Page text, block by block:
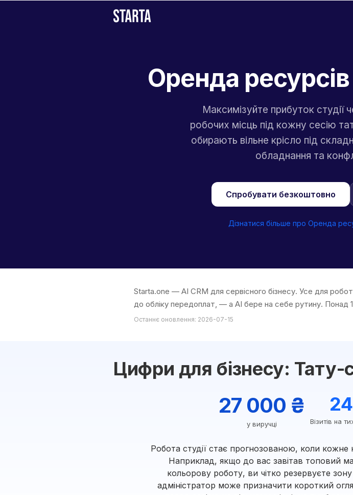
Оренда
Максимізуйте прибуток
робочих місць під кожну сесію
обирають вільне крісло під
обладнання та
Спробувати безкоштовно
Дізнатися більше про Оренда
Starta.one — AI CRM для сервісного бізнесу. Усе для
до обліку передоплат, — а AI бере на себе рутину. Понад
Останнє оновлення: 2026-07-15
Цифри для бізнесу: Тату-
27 000 ₴
у виручці
24
Візитів на
Робота студії стає прогнозованою, коли
Наприклад, якщо до вас завітав топовий
кольорову роботу, ви чітко резервуєте
адміністратор може призначити короткий